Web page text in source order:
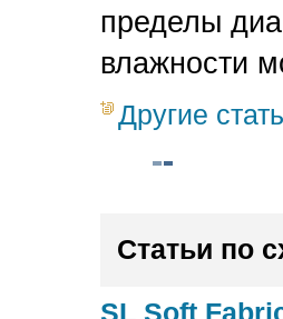
пределы
влажности
Другие
Статьи по